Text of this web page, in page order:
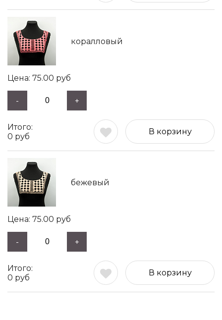
коралловый
75.00 руб
- +
0 руб
В корзину
бежевый
75.00 руб
- +
0 руб
В корзину